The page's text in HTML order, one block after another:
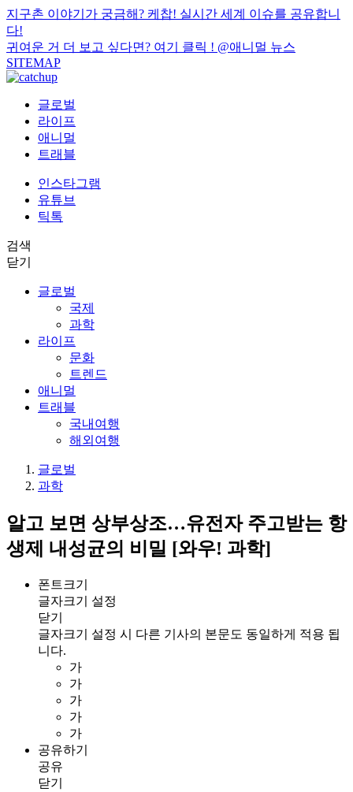
지구촌 이야기가 궁금해? 케찹! 실시간 세계 이슈를 공유합니
다!
귀여운 거 더 보고 싶다면? 여기 클릭 ! @애니멀 뉴스
SITEMAP
글로벌
라이프
애니멀
트래블
인스타그램
유튜브
틱톡
검색
닫기
글로벌
국제
과학
라이프
문화
트렌드
애니멀
트래블
국내여행
해외여행
글로벌
과학
알고 보면 상부상조…유전자 주고받는 항
생제 내성균의 비밀 [와우! 과학]
폰트크기
글자크기 설정
닫기
글자크기 설정 시 다른 기사의 본문도 동일하게 적용 됩
니다.
가
가
가
가
가
공유하기
공유
닫기